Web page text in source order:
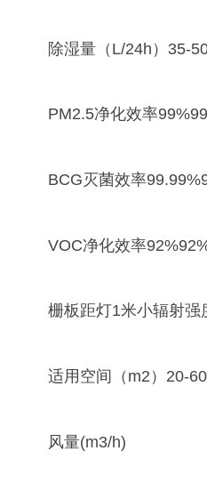
除湿量（L/24h）35-
PM2.5净化效率
BCG灭菌效率
VOC净化效率
栅板距灯1米小辐射强
适用空间（m2）20-
风量(m3/h)